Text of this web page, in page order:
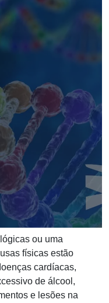
ou uma
físicas estão
cardíacas,
de álcool,
e lesões na